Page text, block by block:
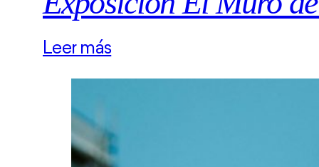
Leer más